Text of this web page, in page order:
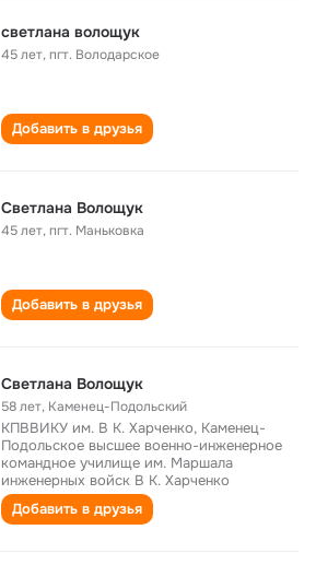
светлана волощук
45 лет,пгт. Володарское
Добавить в друзья
Светлана Волощук
45 лет,пгт. Маньковка
Добавить в друзья
Светлана Волощук
58 лет, Каменец-Подольский
КПВВИКУ им. В К. Харченко, Каменец-
Подольское высшее военно-инженерное
командное училище им. Маршала
инженерных войск В К. Харченко
Добавить в друзья